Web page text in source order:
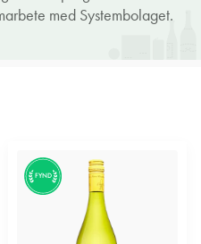
med Systembolaget.
FYND